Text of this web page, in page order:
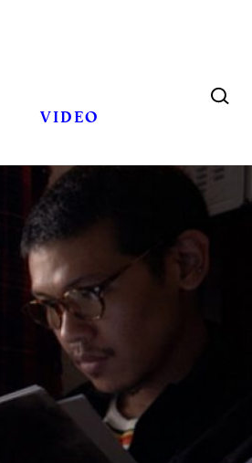
VIDEO